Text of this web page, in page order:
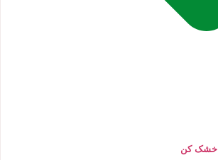
خشک کن